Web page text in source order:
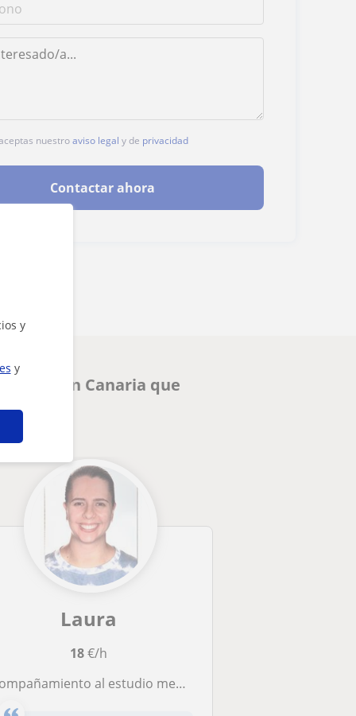
y
y
nuestroaviso legal y de privacidad
Contactar ahora
de Gran Canaria que
Laura
18€/h
al estudio mediante técnicas de organización, planificación y aprendizaje.